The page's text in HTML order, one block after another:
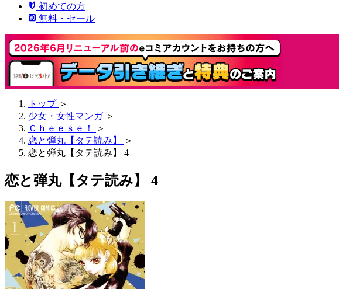
初めての方
無料・セール
トップ ＞
少女・女性マンガ ＞
Ｃｈｅｅｓｅ！
＞
恋と弾丸【タテ読み】
＞
恋と弾丸【タテ読み】 4
恋と弾丸【タテ読み】 4